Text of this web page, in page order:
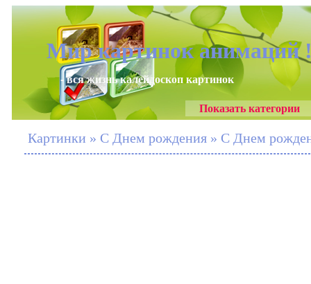
Мир картинок анимаций
- вся жизнь калейдоскоп картинок
Показать категории
Картинки » С Днем рождения » С Днем